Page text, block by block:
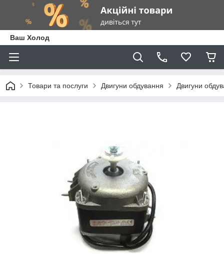
Ваш Холод
Товари та послуги Двигуни обдування Двигуни